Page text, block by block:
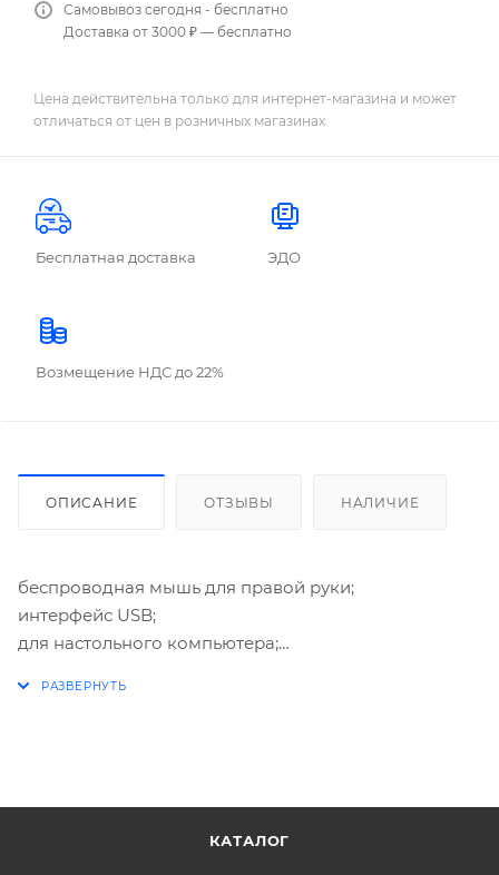
Самовывоз сегодня - бесплатно
Доставка от 3000 ₽ — бесплатно
Цена действительна только для интернет-магазина и может
отличаться от цен в розничных магазинах
Бесплатная доставка ЭДО
Возмещение НДС до 22%
ОПИСАНИЕ ОТЗЫВЫ НАЛИЧИЕ
беспроводная мышь для правой руки;
интерфейс USB;
для настольного компьютера;
КАТАЛОГ